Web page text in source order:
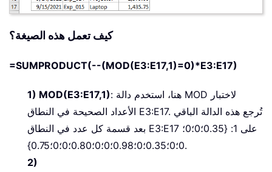
كيف تعمل هذه الصيغة؟
=SUMPRODUCT(--(MOD(E3:E17,1)=0)*E3:E17)
1) MOD(E3:E17,1): هنا، استخدم دالة MOD لاختبار
الأعداد الصحيحة في النطاق E3:E17. تُرجع هذه الدالة الباقي
بعد قسمة كل عدد في النطاق E3:E17 على 1: {0.35؛0؛0؛
0؛0؛0.35؛0؛0.98؛0؛0؛0.80؛0؛0؛0.75}.
2)